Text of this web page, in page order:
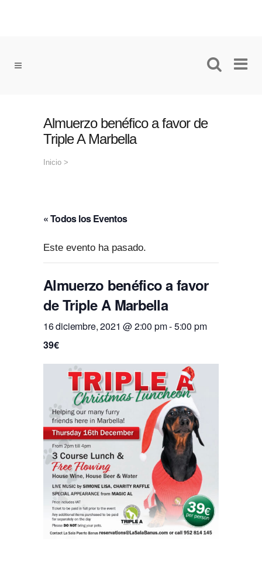
Almuerzo benéfico a favor de
Triple A Marbella
Inicio >
« Todos los Eventos
Este evento ha pasado.
Almuerzo benéfico a favor
de Triple A Marbella
16 diciembre, 2021 @ 2:00 pm-5:00 pm
39€